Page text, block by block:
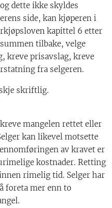
dette ikke skyldes
side, kan kjøperen i
kapittel 6 etter
tilbake, velge
kreve prisavslag, kreve
fra selgeren.
skriftlig.
mangelen rettet eller
kan likevel motsette
av kravet er
kostnader. Retting
rimelig tid. Selger har
foreta mer enn to